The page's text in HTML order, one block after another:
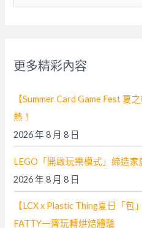
:
更多精彩內容
【Summer Card Game Fest
熱！
2026 年 8 月 8 日
LEGO「開啟玩樂模式」締造家
2026 年 8 月 8 日
【LCX x Plastic Thing夏日「
FATTY一齊玩轉烘焙體驗